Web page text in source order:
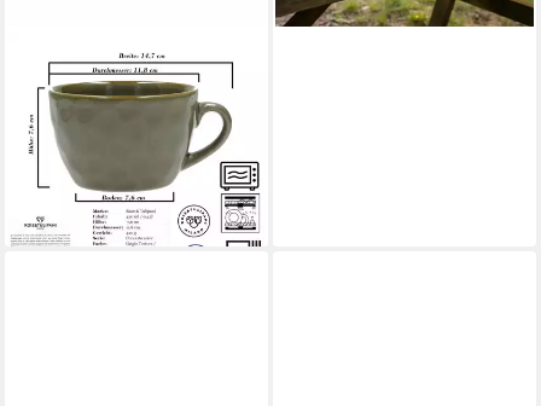
ROSE & TULPANI
Tasse Frühstückstasse große
Tasse 420 ml Concerto Grigio
Tortora Grau, 1-tlg., Steingut,
Mikrowellengeeignet
lieferbar - in 4-5 Werktagen bei dir